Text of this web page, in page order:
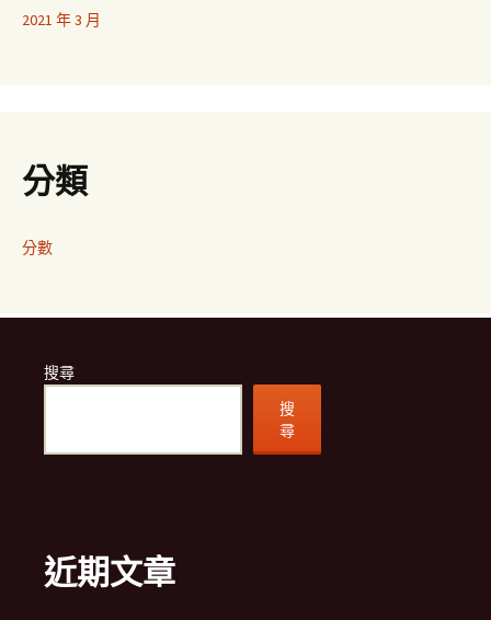
2021 年 3 月
分類
分數
搜尋
搜
尋
近期文章